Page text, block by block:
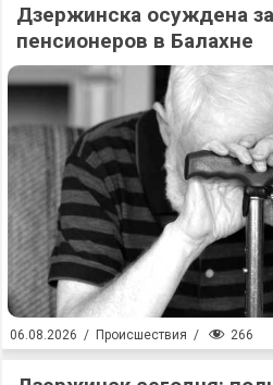
Дзержинска осуждена
пенсионеров в Балахне
06.08.2026 / Происшествия / 266